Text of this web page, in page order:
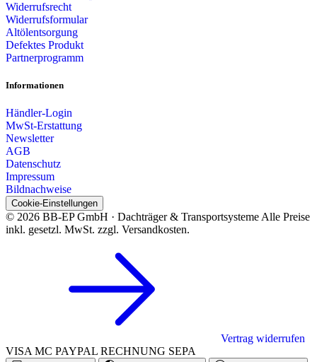
Widerrufsrecht
Widerrufsformular
Altölentsorgung
Defektes Produkt
Partnerprogramm
Informationen
Händler-Login
MwSt-Erstattung
Newsletter
AGB
Datenschutz
Impressum
Bildnachweise
Cookie-Einstellungen
© 2026 BB-EP GmbH · Dachträger & Transportsysteme Alle Preise
inkl. gesetzl. MwSt. zzgl. Versandkosten.
Vertrag widerrufen
VISA MC PAYPAL RECHNUNG SEPA